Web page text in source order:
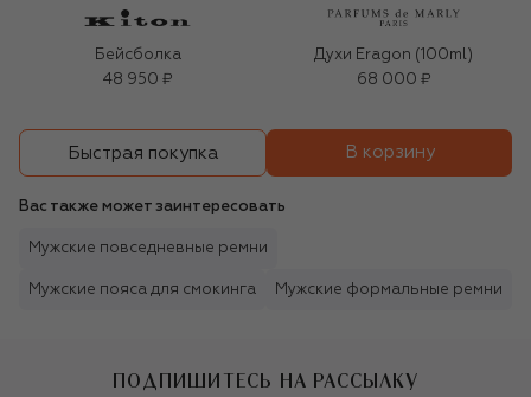
Бейсболка
48 950 ₽
Духи Eragon (100ml)
68 000 ₽
Быстрая покупка В корзину
Вас также может заинтересовать
Мужские повседневные ремни
Мужские пояса для смокинга Мужские формальные ремни
ПОДПИШИТЕСЬ НА РАССЫЛКУ